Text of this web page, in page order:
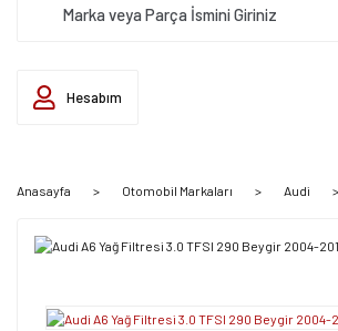
Hesabım
Anasayfa Otomobil Markaları Audi